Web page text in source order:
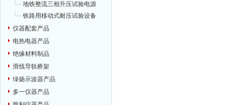
地铁整流三相升压试验电源
铁路用移动式耐压试验设备
仪器配套产品
电热电器产品
绝缘材料制品
滑线导轨桥架
绿扬示波器产品
多一仪器产品